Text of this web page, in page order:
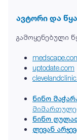
ავტორი და
გამოყენებული
uptodate.com
ნინო
ნინო
ლევან